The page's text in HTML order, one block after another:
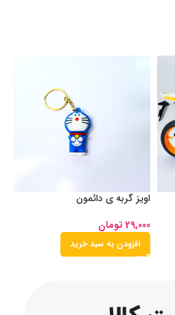
اویز گربه ی دائمون
29,000 تومان
افزودن به سبد خرید